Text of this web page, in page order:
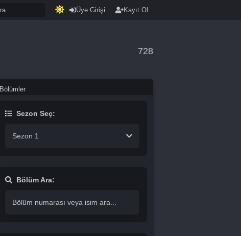
Üye Girişi Kayıt Ol
728
Bölümler
Sezon Seç:
Sezon 1
Bölüm Ara: